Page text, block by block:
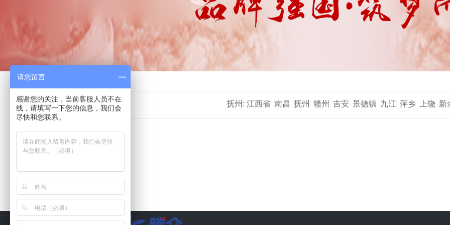
首页
抚州: 江西省 南昌 抚州 赣州 吉安 景德镇 九江 萍乡 上饶 新
请您留言
感谢您的关注，当前客服人员不在
线，请填写一下您的信息，我们会
尽快和您联系。